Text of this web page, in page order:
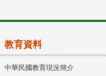
教育資料
中華民國教育現況簡介